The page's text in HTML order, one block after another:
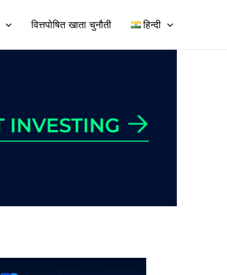
वित्तपोषित खाता चुनौती हिन्दी